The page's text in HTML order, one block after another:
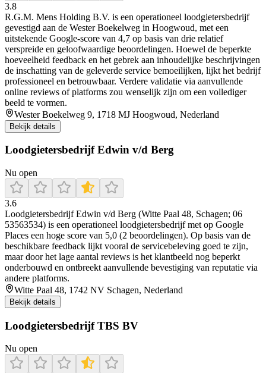
3.8
R.G.M. Mens Holding B.V. is een operationeel loodgietersbedrijf
gevestigd aan de Wester Boekelweg in Hoogwoud, met een
uitstekende Google-score van 4,7 op basis van drie relatief
verspreide en geloofwaardige beoordelingen. Hoewel de beperkte
hoeveelheid feedback en het gebrek aan inhoudelijke beschrijvingen
de inschatting van de geleverde service bemoeilijken, lijkt het bedrijf
professioneel en betrouwbaar. Verdere validatie via aanvullende
online reviews of platforms zou wenselijk zijn om een vollediger
beeld te vormen.
Wester Boekelweg 9, 1718 MJ Hoogwoud, Nederland
Bekijk details
Loodgietersbedrijf Edwin v/d Berg
Nu open
3.6
Loodgietersbedrijf Edwin v/d Berg (Witte Paal 48, Schagen; 06
53563534) is een operationeel loodgietersbedrijf met op Google
Places een hoge score van 5,0 (2 beoordelingen). Op basis van de
beschikbare feedback lijkt vooral de servicebeleving goed te zijn,
maar door het lage aantal reviews is het klantbeeld nog beperkt
onderbouwd en ontbreekt aanvullende bevestiging van reputatie via
andere platforms.
Witte Paal 48, 1742 NV Schagen, Nederland
Bekijk details
Loodgietersbedrijf TBS BV
Nu open